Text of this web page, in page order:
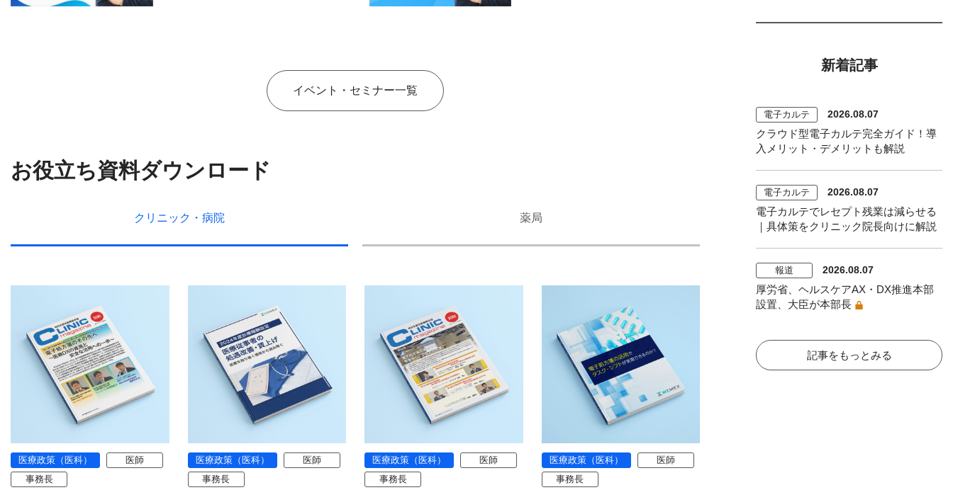
イベント・セミナー一覧
お役立ち資料ダウンロード
クリニック・ 病院 薬局
医療政策（医科）
医師
事務長
医療政策（医科）
医師
事務長
医療政策（医科）
医師
事務長
医療政策（医科）
医師
事務長
新着記事
電子カルテ 2026.08.07
クラウド型電子カルテ完全ガイド！導
入メリット・デメリットも解説
電子カルテ 2026.08.07
電子カルテでレセプト残業は減らせる
｜具体策をクリニック院長向けに解説
報道 2026.08.07
厚労省、ヘルスケアAX・DX推進本部
設置、大臣が本部長
記事をもっとみる